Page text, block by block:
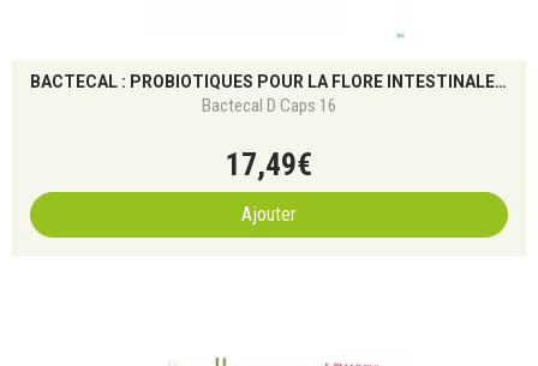
BACTECAL : PROBIOTIQUES POUR LA FLORE INTESTINALE ET L’IMMUNITÉ
Bactecal D Caps 16
17,49€
Ajouter